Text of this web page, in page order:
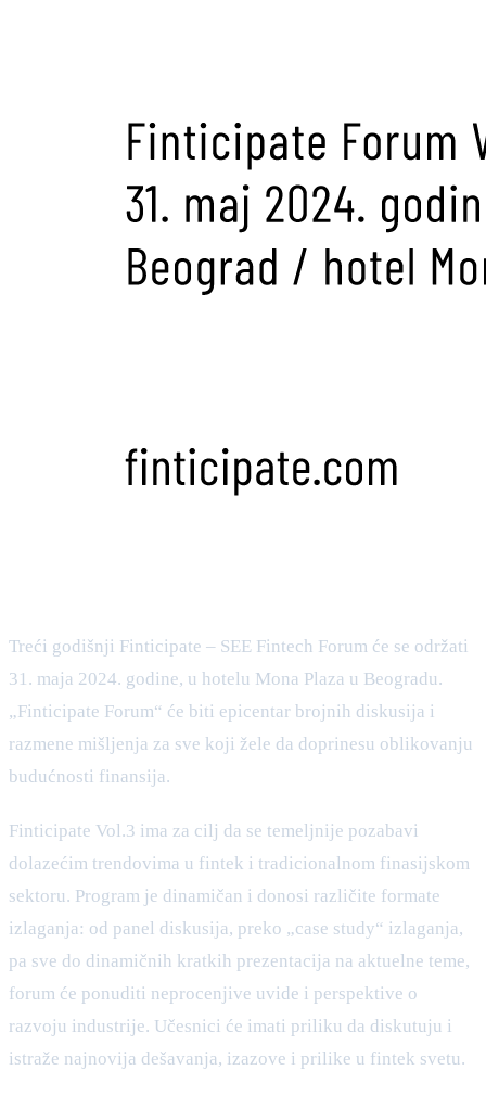
Treći godišnji Finticipate – SEE Fintech Forum će se održati
31. maja 2024. godine, u hotelu Mona Plaza u Beogradu.
„Finticipate Forum“ će biti epicentar brojnih diskusija i
razmene mišljenja za sve koji žele da doprinesu oblikovanju
budućnosti finansija.
Finticipate Vol.3 ima za cilj da se temeljnije pozabavi
dolazećim trendovima u fintek i tradicionalnom finasijskom
sektoru. Program je dinamičan i donosi različite formate
izlaganja: od panel diskusija, preko „case study“ izlaganja,
pa sve do dinamičnih kratkih prezentacija na aktuelne teme,
forum će ponuditi neprocenjive uvide i perspektive o
razvoju industrije. Učesnici će imati priliku da diskutuju i
istraže najnovija dešavanja, izazove i prilike u fintek svetu.